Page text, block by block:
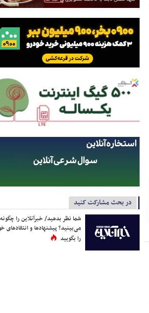
در بحث مشارکت کنید
شما نظر بدهید/ خبرآنلاین را چگونه
می‌بینید؟ پیشنهادها و انتقادهای
را بگویید